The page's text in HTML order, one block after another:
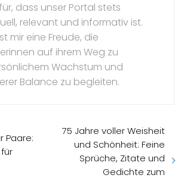
dass unser Portal stets
relevant und informativ ist.
mir eine Freude, die
auf ihrem Weg zu
Wachstum und
Balance zu begleiten.
Paare:
75 Jahre voller Weisheit
und Schönheit: Feine
Sprüche, Zitate und
Gedichte zum